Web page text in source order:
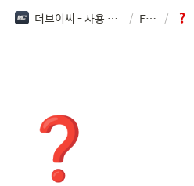
더브이씨 - 사용 가이드 / FAQ /
❓